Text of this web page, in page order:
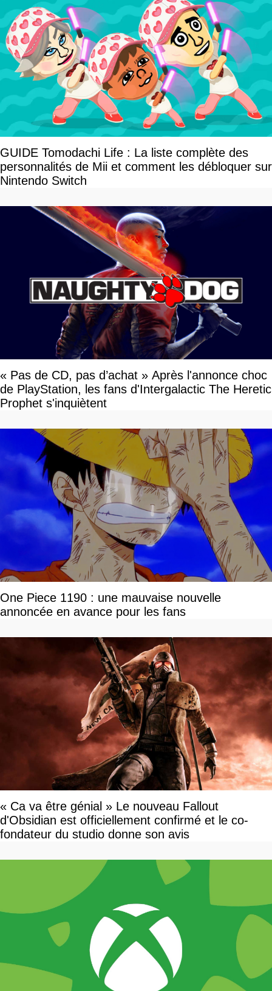
GUIDE Tomodachi Life : La liste complète des
personnalités de Mii et comment les débloquer sur
Nintendo Switch
« Pas de CD, pas d’achat » Après l'annonce choc
de PlayStation, les fans d'Intergalactic The Heretic
Prophet s'inquiètent
One Piece 1190 : une mauvaise nouvelle
annoncée en avance pour les fans
« Ca va être génial » Le nouveau Fallout
d'Obsidian est officiellement confirmé et le co-
fondateur du studio donne son avis